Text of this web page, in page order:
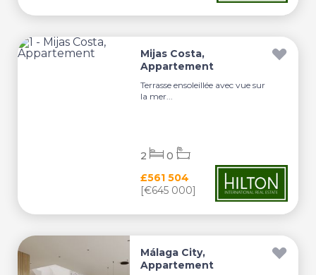
Mijas Costa,
Appartement
Terrasse ensoleillée avec vue sur
la mer...
£561 504
[€645 000]
2 0
Málaga City,
Appartement